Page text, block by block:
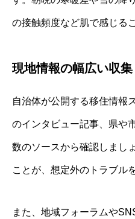
の接触頻度など肌で感じる
現地情報の幅広い収集
自治体が公開する移住情報
のインタビュー記事、県や
数のソースから確認しまし
ことが、想定外のトラブル
また、地域フォーラムや